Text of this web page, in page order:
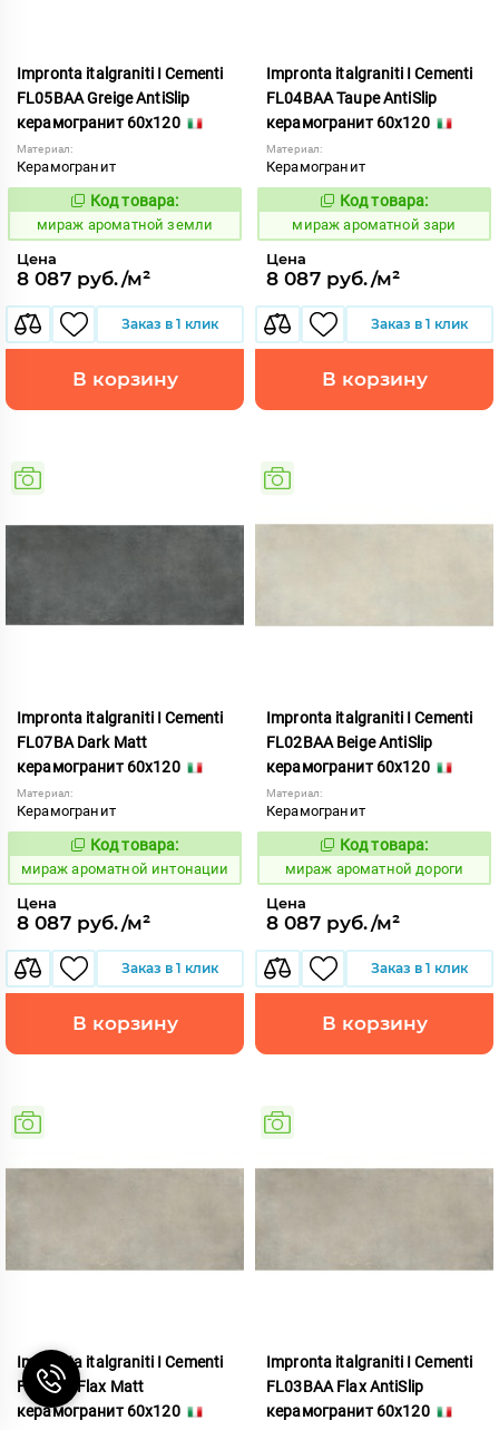
Impronta italgraniti I Cementi
FL05BAA Greige AntiSlip
керамогранит 60x120
Материал:
Керамогранит
984655
Код товара:
мираж ароматной земли
Цена
8 087 руб./м²
Заказ в 1 клик
В корзину
Impronta italgraniti I Cementi
FL04BAA Taupe AntiSlip
керамогранит 60x120
Материал:
Керамогранит
984653
Код товара:
мираж ароматной зари
Цена
8 087 руб./м²
Заказ в 1 клик
В корзину
Impronta italgraniti I Cementi
FL07BA Dark Matt
керамогранит 60x120
Материал:
Керамогранит
984658
Код товара:
мираж ароматной интонации
Цена
8 087 руб./м²
Заказ в 1 клик
В корзину
Impronta italgraniti I Cementi
FL02BAA Beige AntiSlip
керамогранит 60x120
Материал:
Керамогранит
984647
Код товара:
мираж ароматной дороги
Цена
8 087 руб./м²
Заказ в 1 клик
В корзину
Impronta italgraniti I Cementi
FL03BA Flax Matt
керамогранит 60x120
Impronta italgraniti I Cementi
FL03BAA Flax AntiSlip
керамогранит 60x120